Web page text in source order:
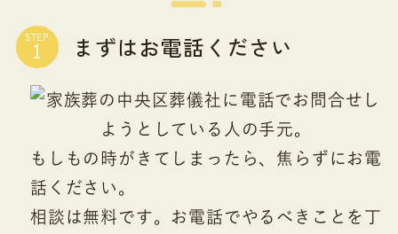
STEP まずはお電話ください
もしもの時がきてしまったら、焦らずにお電
話ください。
相談は無料です。お電話でやるべきことを丁